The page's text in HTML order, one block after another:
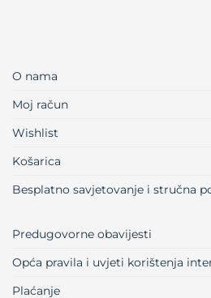
O nama
Moj račun
Wishlist
Košarica
Besplatno savjetovanje i stručna
Predugovorne obavijesti
Opća pravila i uvjeti korištenja
Plaćanje